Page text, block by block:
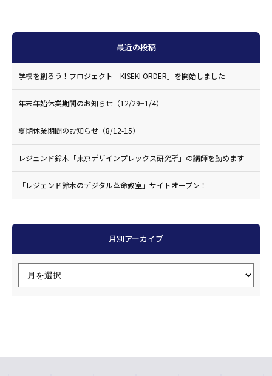
最近の投稿
学校を創ろう！プロジェクト「KISEKI ORDER」を開始しました
年末年始休業期間のお知らせ（12/29−1/4）
夏期休業期間のお知らせ（8/12-15）
レジェンド鈴木「東京デザインプレックス研究所」の講師を勤めます
「レジェンド鈴木のデジタル革命教室」サイトオープン！
月別アーカイブ